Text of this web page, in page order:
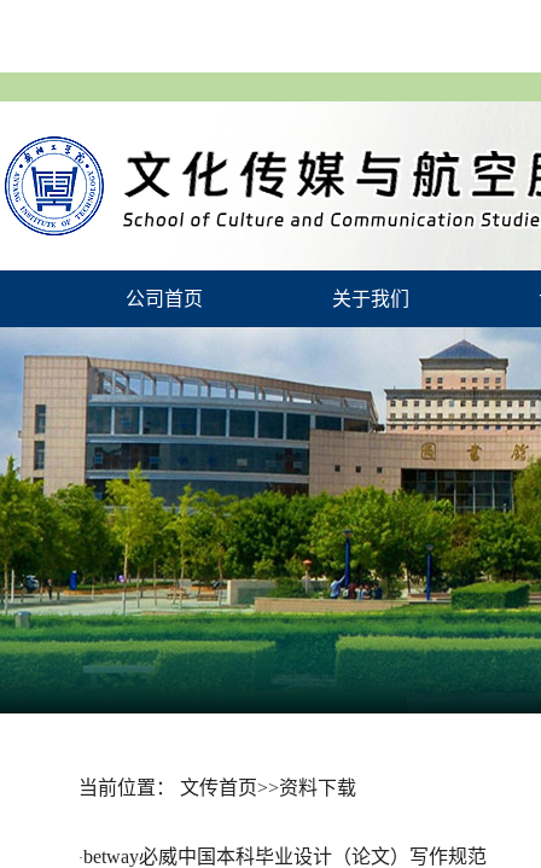
公司首页 关于我们
当前位置： 文传首页>>资料下载
·betway必威中国本科毕业设计（论文）写作规范